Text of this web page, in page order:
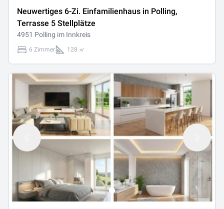
Neuwertiges 6-Zi. Einfamilienhaus in Polling,
Terrasse 5 Stellplätze
4951 Polling im Innkreis
6 Zimmer 128 ㎡